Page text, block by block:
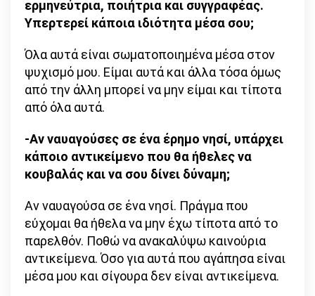
ερμηνεύτρια, ποιήτρια και συγγραφέας.
Υπερτερεί κάποια ιδιότητα μέσα σου;
Όλα αυτά είναι σωματοποιημένα μέσα στον
ψυχισμό μου. Είμαι αυτά και άλλα τόσα όμως
από την άλλη μπορεί να μην είμαι και τίποτα
από όλα αυτά.
-Αν ναυαγούσες σε ένα έρημο νησί, υπάρχει
κάποιο αντικείμενο που θα ήθελες να
κουβαλάς και να σου δίνει δύναμη;
Αν ναυαγούσα σε ένα νησί. Πράγμα που
εύχομαι θα ήθελα να μην έχω τίποτα από το
παρελθόν. Ποθώ να ανακαλύψω καινούρια
αντικείμενα. Όσο για αυτά που αγάπησα είναι
μέσα μου και σίγουρα δεν είναι αντικείμενα.